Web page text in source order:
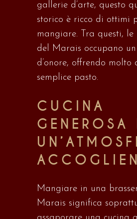
gallerie d’arte, questo
storico è ricco di ottimi
mangiare. Tra questi, le
del Marais occupano
d’onore, offrendo
semplice pasto.
CUCINA
GENEROSA
Mangiare in una
Marais significa